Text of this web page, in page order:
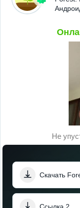
Не
Ссылка 2